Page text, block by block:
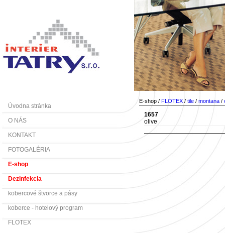
Úvodna stránka
O NÁS
KONTAKT
FOTOGALÉRIA
E-shop
Dezinfekcia
kobercové štvorce a pásy
koberce - hotelový program
FLOTEX
E-shop / FLOTEX / tile / montana /
1657
olive